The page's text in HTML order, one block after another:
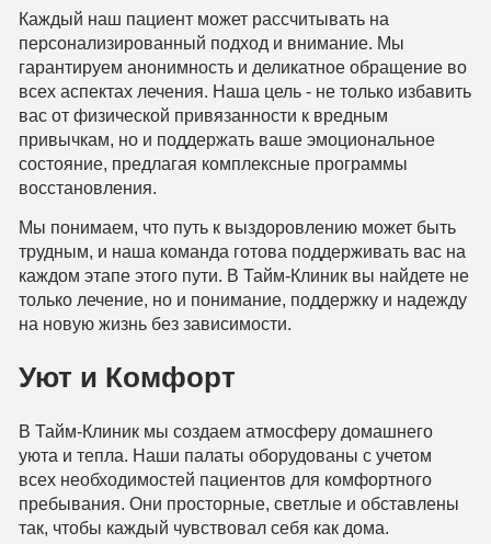
Каждый наш пациент может рассчитывать на
персонализированный подход и внимание. Мы
гарантируем анонимность и деликатное обращение во
всех аспектах лечения. Наша цель - не только избавить
вас от физической привязанности к вредным
привычкам, но и поддержать ваше эмоциональное
состояние, предлагая комплексные программы
восстановления.
Мы понимаем, что путь к выздоровлению может быть
трудным, и наша команда готова поддерживать вас на
каждом этапе этого пути. В Тайм-Клиник вы найдете не
только лечение, но и понимание, поддержку и надежду
на новую жизнь без зависимости.
Уют и Комфорт
В Тайм-Клиник мы создаем атмосферу домашнего
уюта и тепла. Наши палаты оборудованы с учетом
всех необходимостей пациентов для комфортного
пребывания. Они просторные, светлые и обставлены
так, чтобы каждый чувствовал себя как дома.